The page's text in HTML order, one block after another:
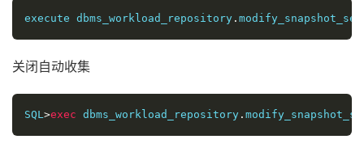
execute dbms_workload_repository .
关闭自动收集
SQL >exec dbms_workload_repository .